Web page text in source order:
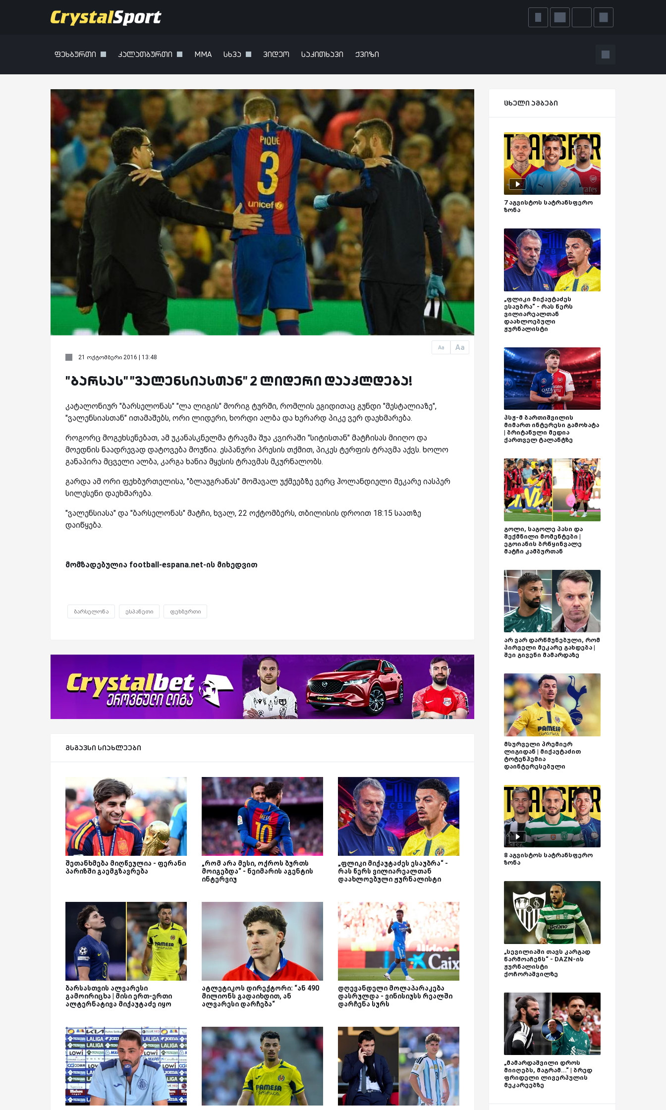
ფეხბურთი კალათბურთი MMA სხვა ვიდეო საკითხავი ქვიზი
Aa Aa
21 ოქტომბერი 2016 | 13:48
"ბარსას" "ვალენსიასთან" 2 ლიდერი დააკლდება!
კატალონიურ "ბარსელონას" "ლა ლიგის" მორიგ ტურში, რომლის ეგიდითაც გუნდი "მესტალიაზე",
"ვალენსიასთან" ითამაშებს, ორი ლიდერი, ხორდი ალბა და ხერარდ პიკე ვერ დაეხმარება.
როგორც მოგეხსენებათ, ამ უკანასკნელმა ტრავმა შუა კვირაში "სიტისთან" მატჩისას მიიღო და
მოედნის ნაადრევად დატოვება მოუწია. ესპანური პრესის თქმით, პიკეს ტერფის ტრავმა აქვს. ხოლო
განაპირა მცველი ალბა, კარგა ხანია მყესის ტრავმას მკურნალობს.
გარდა ამ ორი ფეხბურთელისა, "ბლაუგრანას" მომავალ უქმეებზე ვერც ჰოლანდიელი მეკარე იასპერ
სილესენი დაეხმარება.
"ვალენსიასა" და "ბარსელონას" მატჩი, ხვალ, 22 ოქტომბერს, თბილისის დროით 18:15 საათზე
დაიწყება.
მომზადებულია football-espana.net-ის მიხედვით
ბარსელონა ესპანეთი ფეხბურთი
მსგავსი სიახლეები
შეთანხმება მიღწეულია - ფერანი
პარიზში გაემგზავრება
„რომ არა მესი, ოქროს ბურთს
მოიგებდა“ - ნეიმარის აგენტის
ინტერვიუ
„ფლიკი მიქაუტაძეს ესაუბრა“ -
რას წერს ვილიარეალთან
დაახლოებული ჟურნალისტი
ბარსასთვის ალვარესი
გამოირიცხა | მისი ერთ-ერთი
ალტერნატივა მიქაუტაძე იყო
ატლეტიკოს დირექტორი: “ან 490
მილიონს გადაიხდით, ან
ალვარესი დარჩება“
დღევანდელი მოლაპარაკება
დასრულდა - ვინისიუსს რეალში
დარჩენა სურს
ცხელი ამბები
7 აგვისტოს სატრანსფერო
ზონა
„ფლიკი მიქაუტაძეს
ესაუბრა“ - რას წერს
ვილიარეალთან
დაახლოებული
ჟურნალისტი
პსჟ-მ ბართიშვილის
მიმართ ინტერესი გამოხატა
| ბრიტანული მედია
ქართველ ტალანტზე
გოლი, საგოლე პასი და
შექმნილი მომენტები |
ეგოიანის ბრწყინვალე
მატჩი კამბურთან
არ ვარ დარწმუნებული, რომ
პირველი მეკარე გახდება |
შეი გივენი მამარდაზე
მსურველი პრემიერ
ლიგიდან | მიქაუტაძით
ტოტენჰემია
დაინტერესებული
8 აგვისტოს სატრანსფერო
ზონა
„სევილიაში თავს კარგად
წარმოაჩენს“ - DAZN-ის
ჟურნალისტი
ქოჩორაშვილზე
„მამარდაშვილი დროს
მიიღებს, მაგრამ...“ | ბრედ
ფრიდელი ლივერპულის
მეკარეებზე